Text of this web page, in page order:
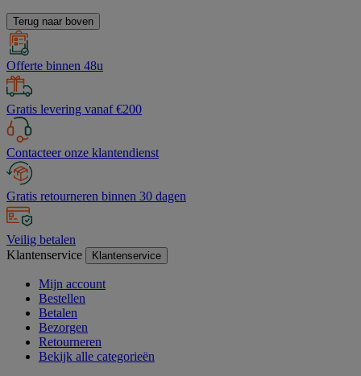
Terug naar boven
Offerte binnen 48u
Gratis levering vanaf €200
Contacteer onze klantendienst
Gratis retourneren binnen 30 dagen
Veilig betalen
Klantenservice
Klantenservice
Mijn account
Bestellen
Betalen
Bezorgen
Retourneren
Bekijk alle categorieën